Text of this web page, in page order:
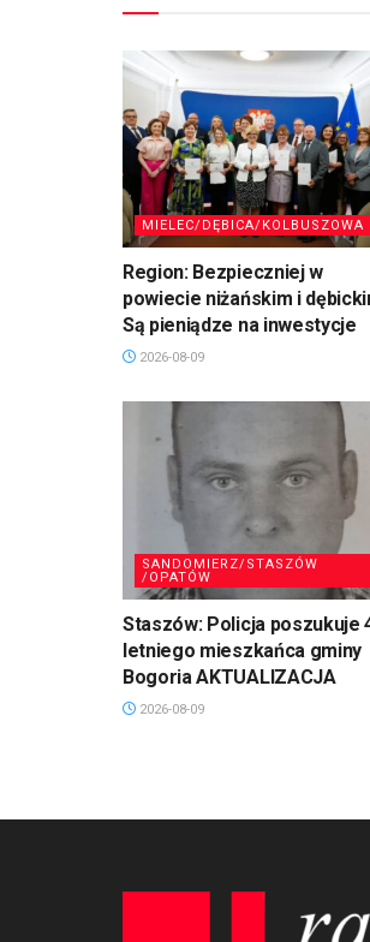
MIELEC/DĘBICA/KOLBUSZOWA
Region: Bezpieczniej w
powiecie niżańskim i
Są pieniądze na inwestycje
2026-08-09
SANDOMIERZ/STASZÓW
/OPATÓW
Staszów: Policja poszukuje
letniego mieszkańca gminy
Bogoria AKTUALIZACJA
2026-08-09